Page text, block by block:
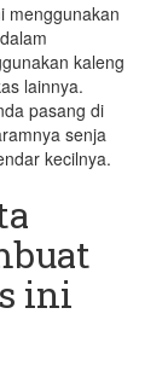
menggunakan
kaleng
lainnya.
pasang di
senja
kecilnya.
ini